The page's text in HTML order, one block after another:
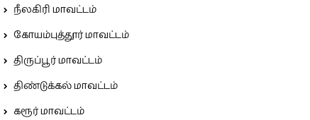
நீலகிரி மாவட்டம்
கோயம்புத்தூர் மாவட்டம்
திருப்பூர் மாவட்டம்
திண்டுக்கல் மாவட்டம்
கரூர் மாவட்டம்